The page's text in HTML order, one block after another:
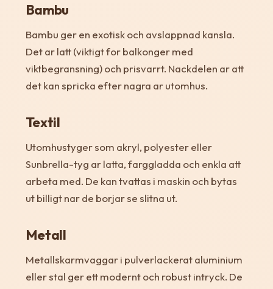
Bambu
Bambu ger en exotisk och avslappnad kansla.
Det ar latt (viktigt for balkonger med
viktbegransning) och prisvarrt. Nackdelen ar att
det kan spricka efter nagra ar utomhus.
Textil
Utomhustyger som akryl, polyester eller
Sunbrella-tyg ar latta, farggladda och enkla att
arbeta med. De kan tvattas i maskin och bytas
ut billigt nar de borjar se slitna ut.
Metall
Metallskarmvaggar i pulverlackerat aluminium
eller stal ger ett modernt och robust intryck. De